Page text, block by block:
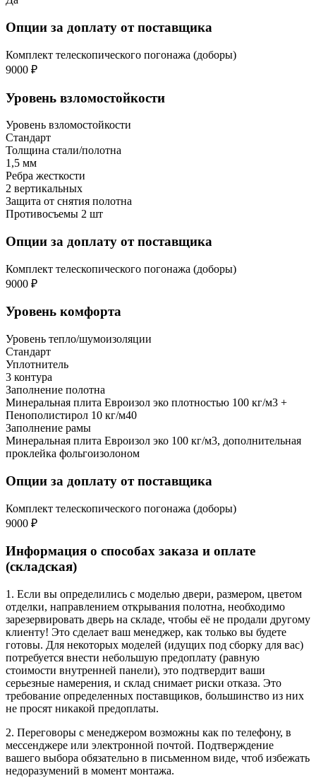
Опции за доплату от поставщика
Комплект телескопического погонажа (доборы)
9000 ₽
Уровень взломостойкости
Уровень взломостойкости
Стандарт
Толщина стали/полотна
1,5 мм
Ребра жесткости
2 вертикальных
Защита от снятия полотна
Противосъемы 2 шт
Опции за доплату от поставщика
Комплект телескопического погонажа (доборы)
9000 ₽
Уровень комфорта
Уровень тепло/шумоизоляции
Стандарт
Уплотнитель
3 контура
Заполнение полотна
Минеральная плита Евроизол эко плотностью 100 кг/м3 +
Пенополистирол 10 кг/м40
Заполнение рамы
Минеральная плита Евроизол эко 100 кг/м3, дополнительная
проклейка фольгоизолоном
Опции за доплату от поставщика
Комплект телескопического погонажа (доборы)
9000 ₽
Информация о способах заказа и оплате
(складская)
1. Если вы определились с моделью двери, размером, цветом
отделки, направлением открывания полотна, необходимо
зарезервировать дверь на складе, чтобы её не продали другому
клиенту! Это сделает ваш менеджер, как только вы будете
готовы. Для некоторых моделей (идущих под сборку для вас)
потребуется внести небольшую предоплату (равную
стоимости внутренней панели), это подтвердит ваши
серьезные намерения, и склад снимает риски отказа. Это
требование определенных поставщиков, большинство из них
не просят никакой предоплаты.
2. Переговоры с менеджером возможны как по телефону, в
мессенджере или электронной почтой. Подтверждение
вашего выбора обязательно в письменном виде, чтоб избежать
недоразумений в момент монтажа.